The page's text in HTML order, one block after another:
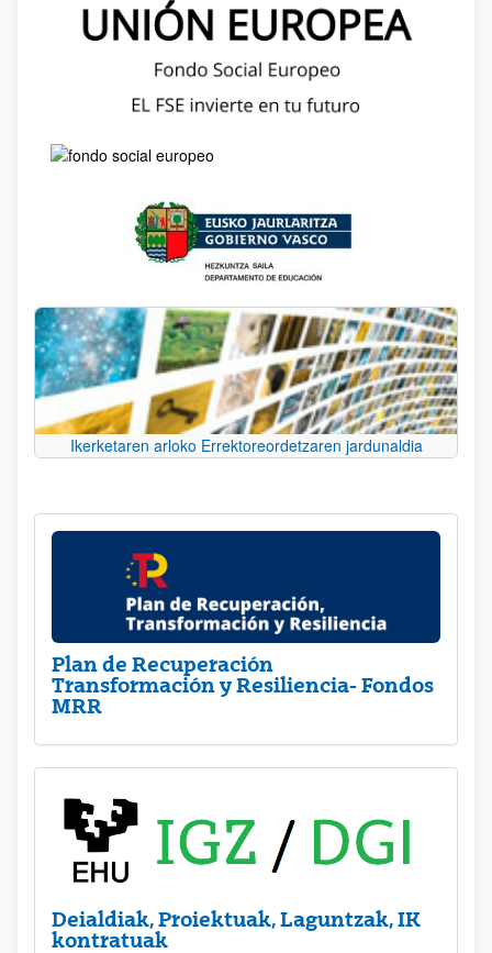
Ikerketaren arloko Errektoreordetzaren jardunaldia
Plan de Recuperación
Transformación y Resiliencia- Fondos
MRR
Deialdiak, Proiektuak, Laguntzak, IK
kontratuak